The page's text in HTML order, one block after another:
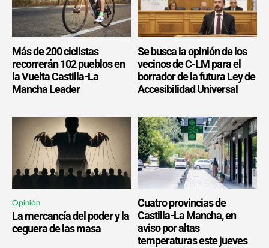
Más de 200 ciclistas
recorrerán 102 pueblos en
la Vuelta Castilla-La
Mancha Leader
Se busca la opinión de los
vecinos de C-LM para el
borrador de la futura Ley de
Accesibilidad Universal
Opinión
La mercancía del poder y la
ceguera de las masa
Cuatro provincias de
Castilla-La Mancha, en
aviso por altas
temperaturas este jueves